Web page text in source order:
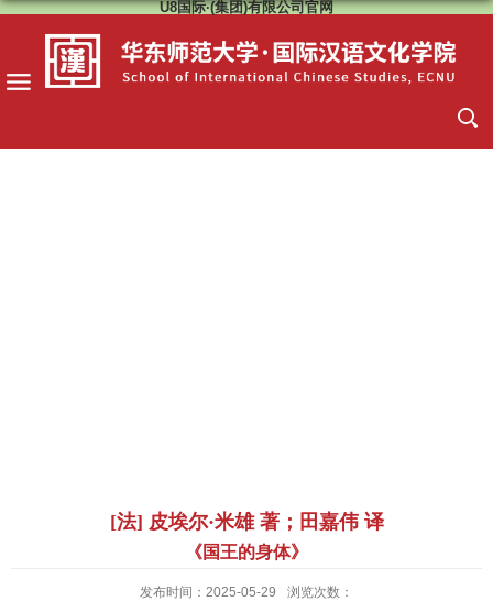
U8国际·(集团)有限公司官网
[法] 皮埃尔·米雄 著；田嘉伟 译
《国王的身体》
发布时间：2025-05-29 浏览次数：